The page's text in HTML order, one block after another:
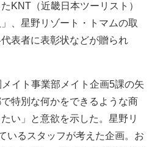
KNT（近畿日本ツーリスト）
、星野リゾート・トマムの取
表者に表彰状などが贈られ
イト事業部メイト企画5課の矢
特別な何かをできるような商
い」と意欲を示した。星野リ
いるスタッフが考えた企画。お